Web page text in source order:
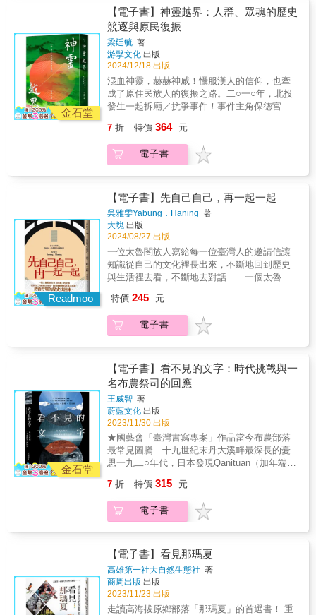
證：西拉雅人並非忽然出現，而是在臺南平原
上持續性存在，從未真正斷裂或離開的土地主
人。血淚斑斑：殖民政權下的剝削與奴役自17
世紀荷蘭人登臺，西拉雅族原有的自給自足生
活即面臨重大衝擊。荷蘭東印度公司以重經濟
殖民為核心，對族人實施納貢與服勞役，更引
發爭議的贌社制度，讓漢人承包商利用特權壟
斷交易，以賤價收購鹿皮鹿肉，從中賺取暴
利，使族人經濟利益遭到嚴重壓榨。隨後的明
鄭時期，對族人的剝削更是變本加厲，不僅徵
收重達數倍的人頭稅與田賦，更強行執行「寓
兵於農」的屯田制。鄭成功軍隊視原住民的傳
統生活領域為「無主荒埔」，大規模佔據四大
止繁重差役（如為官員抬轎、駕牛車、遞送公
文的「麻達」），但社商與通事的朘削卻未曾
停止。這些漢人代理人在官方默許下，持續剝
削族人的漁獵與農產，導致族人無力繳納賦
稅，最終只能典押或賤賣土地，造成地權大量
流失，從而被迫離散。這段歷史，完整展現了
西拉雅人如何一步步被殖民體制推向貧困與邊
拉雅族群的歷史絕非全然臣服。在荷蘭殖民初
中，1629年著名的「麻豆事件」，麻豆社、目
加溜灣社與蕭壠社組成聯盟，在一條河口擊殺
荷蘭士兵，這是臺灣原住民歷史上對抗西方殖
民者最著名的武力行動之一。然而，在1635
年，由於荷蘭軍隊增援，加上天花疫情重創蕭
壠社和麻豆社的戰力，四大社最終被迫臣服。
族人從此成為殖民政權的軍事輔助力量（馬前
卒），協助荷蘭人征戰臺灣島上的其他原住民
部落。清領時期，族人亦被迫接受更嚴苛的異
化政策。除了強制漢化服飾與薙髮蓄辮，清廷
更大力推動漢式教育（社學），使原本採羅馬
字拼寫母語的族人，逐漸失語。清朝並強制族
Akatuang）、「買」（來自Dakalomay）等，
是族人為了在殖民壓力下保留部分家族語音特
徵而採取的策略。離散與聚合：遷徙、失語與
原鄉（如臺南新市、佳里、麻豆）東遷至丘陵
山區，如吉貝耍、頭社、番仔田、口仔口、崗
仔林、木柵等地，甚至越過山脈，與大武壠社
群共同落腳於高雄（如內門、田寮）和花東縱
谷，形成了跨族群、多社群聚居的特殊現象。
信仰文化、服飾文化及歌舞文化等面向來讓大
家認識西拉雅族文化面貌。
「傳統文化」。西拉雅族是臺灣文字歷史上第
一個被記錄、被看見的原住民族，不管是漢人
或荷蘭人，甚至19世紀來到臺灣的宣教士、冒
險家，對西拉雅族的人文風貌多所描述，反而
是日治時期的日本學者興趣缺缺，頂多只在傳
統祀壺信仰上有所著墨，其他文化面貌的調查
文字幾乎付諸闕如，戰後更不用說，1990年代
臺灣興起一波「平埔研究」浪潮，但不久「平
埔研究」被視為學術雞肋，慢慢被學界忽視。
但是2000年後，西拉雅族裔的學者及地方文化
重建文化過程中，慢慢找到這片土地上的西拉
雅人文化足跡。本書分成八個章節，分別從西
拉雅族的社會家庭制度（政治、婚姻家庭、年
信仰文化、服飾文化及歌舞文化等面向來讓大
家認識西拉雅族文化面貌。
金石堂
【電子書】神靈越界：人群、眾魂的歷史
競逐與原民復振
梁廷毓 著
游擊文化 出版
2024/12/18 出版
混血神靈，赫赫神威！懾服漢人的信仰，也牽
成了原住民族人的復振之路。二○一○年，北投
發生一起拆廟／抗爭事件！事件主角保德宮因
遷廟還地，甚至與護廟信眾爆發衝突。最終，
經過雙方協調保存廟中歷史文物，以及在二次
擲筊得到主祀池府王爺的應允下，才得以移駕
信仰本該為漢人民間信仰中的一環，何以這尊
王爺被稱作「番仔」？保德宮的所在地，被地
方漢人耆老世稱為「番仔厝」，是昔日原住民
部落北投社下社的範圍，彼時多為潘姓族人聚
居。十九世紀初，據傳族人在貴子坑溪撿到一
尊池府王爺，當時族人並不知道該尊神像為何
物？帶回部落後卻有人感應「起乩」，因而受
到族人供奉崇拜。後來，這尊僅為原住民族人
所祭祀、隨著族人遷徙流離的神祇，由於昭昭
漢人將神靈冠以「番仔」名號，不但隱喻著
「神靈越界」--不同族群靈力信仰的交互流動，
也顯現著原漢族群在淡北地帶數百年來的歷史
衝撞與遺緒。當地的原住民族群在不斷湧入的
移墾漢人與歷代不同的政權，透過奇巧詐騙、
暴力脅迫、國家政策的侵墾掠地過程中，失去
了土地、失去了身分，也失去了部落與傳統的
生存方式。他們隱身於過去的漢人聚落，被吞
沒在今日的大臺北都會區之中。然而，安座於
新土地上的「番仔王爺」，依舊護佑著北投地
區的原漢人群。祂的存在暗示著，隱形的族人
從未於淡北地帶消失，他們透過自己的宇宙觀
人的信仰，並以獨一無二的番仔獅陣與漢人陣
頭技藝互動交陪，不但證明了己身的存有，也
維繫了潘姓族人的身分認同與文化傳承。如
凱達格蘭族人的聖山與祖靈之地。族人藉由祭
祀祖靈、復返神聖空間，重新凝聚散落、隱沒
於都市叢林的族人，連結已然與過往斷裂的文
化觀與宇宙觀，努力復振自己的文化，找回遺
落的身分，喚起失去的族名。或許，實質地理
7 折 特價 364 元
電子書
Readmoo
【電子書】先自己自己，再一起一起
吳雅雯Yabung．Haning 著
大塊 出版
2024/08/27 出版
一位太魯閣族人寫給每一位臺灣人的邀請信讓
知識從自己的文化裡長出來，不斷地回到歷史
與生活裡去看，不斷地去對話……一個太魯閣
找，回到家族裡的故事去尋找，把會呼吸的歷
史找回來。「媽，為什麼我是太魯閣族？」當
時十七歲的我哭著問。「我不要當太魯閣族，
Yabung．Haning 是一九八〇年代出生的太魯閣
族女性，在接受現代高等教育後，也接受了許
多外來對於自己族群的詮釋及標籤，使得她覺
得書讀得越高卻離部落越遠。為了打破困境，
她透過回顧自己的成長經歷，父母親、祖父母
輩及家族成員所經歷的遷移與勞動史，以家族
口述出發，並與太魯閣族青年社群彼此的家庭
故事對話，交織詮釋出當代太魯閣族家庭的樣
貌，希望為臺灣社會提供理解太魯閣族社會的
方式。原來，要能看懂自身族群議題及標籤，
理論，而是得從自身家庭及個人情緒來讀懂族
群面臨的問題。重要的是必須由我們自己長出
的聲音來詮釋自己。無論你是不是原住民族，
勇／政治大學社會工作研究所教授 專文推薦
Ciwang Teyra ／臺灣大學社會工作學系副教授
Liglav A-wu ／作家余桂榕／延平鄉立圖書館館
長官大偉／政治大學民族學系教授兼系主任林
益仁／臺北藝術大學博物館研究所教授夏曉鵑
特價 245 元
電子書
金石堂
【電子書】看不見的文字：時代挑戰與一
名布農祭司的回應
王威智 著
蔚藍文化 出版
2023/11/30 出版
★國藝會「臺灣書寫專案」作品當今布農部落
最常見圖騰 十九世紀末丹大溪畔最深長的憂
思一九二○年代，日本發現Qanituan（加年端）
驚，他們從未見過臺灣原住民族使用文字或符
號，何況是深山裡的布農族。祭事曆引爆關
注，成為燦爛博覽會的展覽品，報紙大肆報
府視學官橫尾廣輔彷彿印第安納．瓊斯，似乎
為了證明某事，狂熱搜找更多祭事曆……二○一
九年，本書作者王威智參與文化部文化資產局
「布農族音樂Pasibutbut特展——來自
Mai’Asang的聲音」，撰擬文案與展覽手冊。這
7 折 特價 315 元
電子書
【電子書】看見那瑪夏
高雄第一社大自然生態社 著
商周出版 出版
2023/11/23 出版
走讀高海拔原鄉部落「那瑪夏」的首選書！ 重